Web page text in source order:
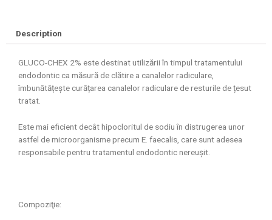
Description
GLUCO-CHEX 2% este destinat utilizării în timpul tratamentului
endodontic ca măsură de clătire a canalelor radiculare,
îmbunătățește curățarea canalelor radiculare de resturile de țesut
tratat.
Este mai eficient decât hipocloritul de sodiu în distrugerea unor
astfel de microorganisme precum E. faecalis, care sunt adesea
responsabile pentru tratamentul endodontic nereușit.
Compoziţie: